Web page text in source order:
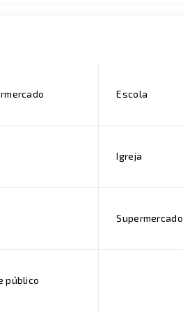
Escola
Igreja
Supermercado
público